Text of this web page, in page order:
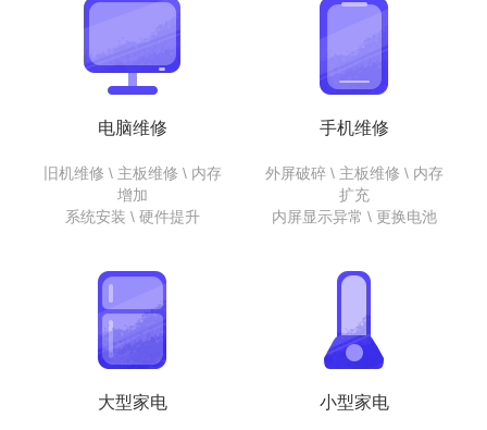
电脑维修
旧机维修 \ 主板维修 \ 内存
增加
系统安装 \ 硬件提升
手机维修
外屏破碎 \ 主板维修 \ 内存
扩充
内屏显示异常 \ 更换电池
大型家电 小型家电